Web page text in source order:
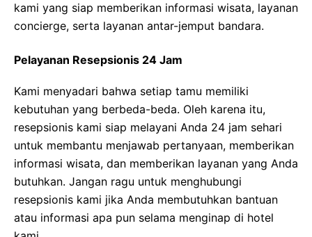
kami yang siap memberikan informasi wisata, layanan
concierge, serta layanan antar-jemput bandara.
Pelayanan Resepsionis 24 Jam
Kami menyadari bahwa setiap tamu memiliki
kebutuhan yang berbeda-beda. Oleh karena itu,
resepsionis kami siap melayani Anda 24 jam sehari
untuk membantu menjawab pertanyaan, memberikan
informasi wisata, dan memberikan layanan yang Anda
butuhkan. Jangan ragu untuk menghubungi
resepsionis kami jika Anda membutuhkan bantuan
atau informasi apa pun selama menginap di hotel